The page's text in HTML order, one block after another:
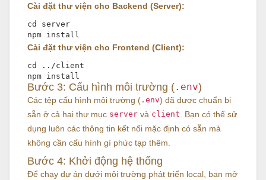
Cài đặt thư viện cho Backend (Server):
cd
server
Cài đặt thư viện cho Frontend (Client):
cd
../client
Bước 3: Cấu hình môi trường (.env)
Các tệp cấu hình môi trường ( .env) đã được chuẩn bị
sẵn ở cả hai thư mục server và client. Bạn có thể sử
dụng luôn các thông tin kết nối mặc định có sẵn mà
không cần cấu hình gì phức tạp thêm.
Bước 4: Khởi động hệ thống
Để chạy dự án dưới môi trường phát triển local, bạn mở